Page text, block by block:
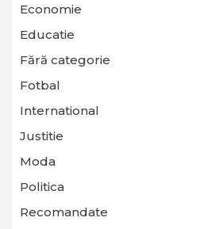
Economie
Educatie
Fără categorie
Fotbal
International
Justitie
Moda
Politica
Recomandate